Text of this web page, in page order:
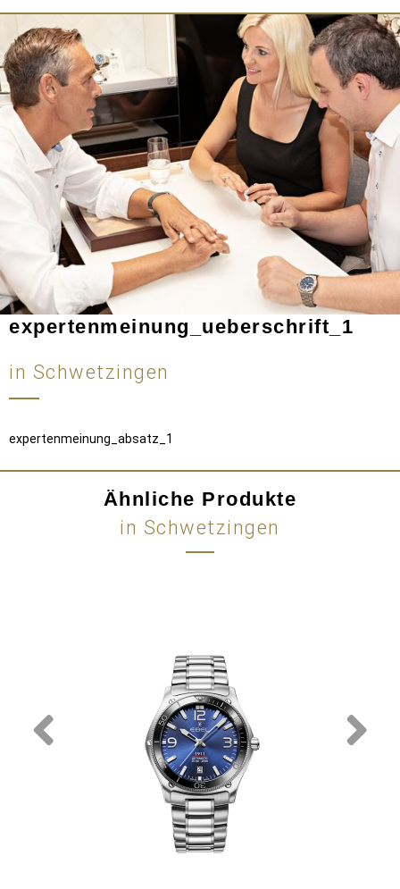
expertenmeinung_ueberschrift_1
in Schwetzingen
expertenmeinung_absatz_1
Ähnliche Produkte
in Schwetzingen